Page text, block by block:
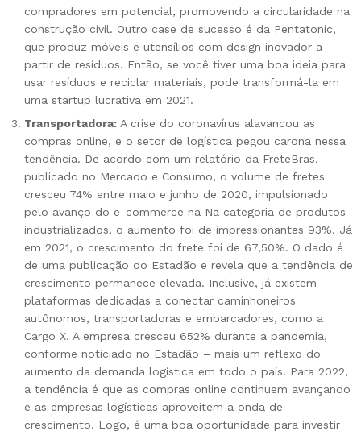
compradores em potencial, promovendo a circularidade na
construção civil. Outro case de sucesso é da Pentatonic,
que produz móveis e utensílios com design inovador a
partir de resíduos. Então, se você tiver uma boa ideia para
usar resíduos e reciclar materiais, pode transformá-la em
uma startup lucrativa em 2021.
Transportadora: A crise do coronavírus alavancou as
compras online, e o setor de logística pegou carona nessa
tendência. De acordo com um relatório da FreteBras,
publicado no Mercado e Consumo, o volume de fretes
cresceu 74% entre maio e junho de 2020, impulsionado
pelo avanço do e-commerce na Na categoria de produtos
industrializados, o aumento foi de impressionantes 93%. Já
em 2021, o crescimento do frete foi de 67,50%. O dado é
de uma publicação do Estadão e revela que a tendência de
crescimento permanece elevada. Inclusive, já existem
plataformas dedicadas a conectar caminhoneiros
autônomos, transportadoras e embarcadores, como a
Cargo X. A empresa cresceu 652% durante a pandemia,
conforme noticiado no Estadão – mais um reflexo do
aumento da demanda logística em todo o país. Para 2022,
a tendência é que as compras online continuem avançando
e as empresas logísticas aproveitem a onda de
crescimento. Logo, é uma boa oportunidade para investir